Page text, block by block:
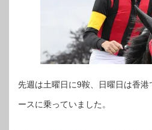
先週は土曜日に9鞍、日曜日は香
ースに乗っていました。